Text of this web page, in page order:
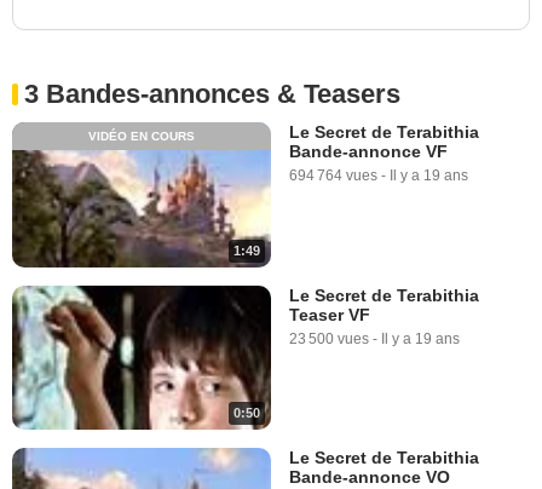
3 Bandes-annonces & Teasers
1:49
VIDÉO EN COURS
Le Secret de Terabithia
Bande-annonce VF
694 764 vues - Il y a 19 ans
0:50
Le Secret de Terabithia
Teaser VF
23 500 vues - Il y a 19 ans
Le Secret de Terabithia
Bande-annonce VO